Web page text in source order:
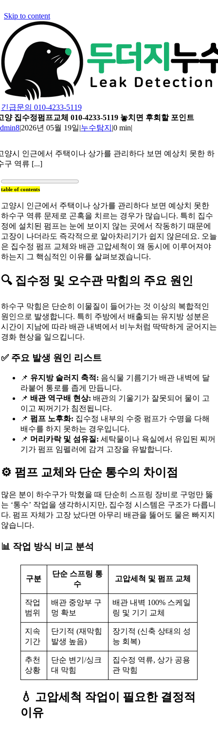
Skip to content
긴급문의 010-4233-5119
양 집수정펌프교체 010-4233-5119 놓치면 후회할 포인트
|2026년 05월 19일|누수탐지 |0 min|
양시 인근에서 주택이나 상가를 관리하다 보면 예상치 못한 하
구 역류 [...]
table of contents
고양시 인근에서 주택이나 상가를 관리하다 보면 예상치 못한
하수구 역류 문제로 곤혹을 치르는 경우가 많습니다. 특히 집수
정에 설치된 펌프는 눈에 보이지 않는 곳에서 작동하기 때문에
고장이 나더라도 즉각적으로 알아차리기가 쉽지 않은데요. 오늘
은 집수정 펌프 교체와 배관 고압세척이 왜 동시에 이루어져야
하는지 그 핵심적인 이유를 살펴보겠습니다.
🔍 집수정 및 오수관 막힘의 주요 원인
하수구 막힘은 단순히 이물질이 들어가는 것 이상의 복합적인
원인으로 발생합니다. 특히 주방에서 배출되는 유지방 성분은
시간이 지남에 따라 배관 내벽에서 비누처럼 딱딱하게 굳어지는
경화 현상을 일으킵니다.
✅ 주요 발생 원인 리스트
📌 유지방 슬러지 축적: 음식물 기름기가 배관 내벽에 달
라붙어 통로를 좁게 만듭니다.
📌 배관 역구배 현상: 배관의 기울기가 잘못되어 물이 고
이고 찌꺼기가 침전됩니다.
📌 펌프 노후화: 집수정 내부의 수중 펌프가 수명을 다해
배수를 하지 못하는 경우입니다.
📌 머리카락 및 섬유질: 세탁물이나 욕실에서 유입된 찌꺼
기가 펌프 임펠러에 감겨 고장을 유발합니다.
⚙️ 펌프 교체와 단순 통수의 차이점
많은 분이 하수구가 막혔을 때 단순히 스프링 장비로 구멍만 뚫
는 ‘통수’ 작업을 생각하시지만, 집수정 시스템은 구조가 다릅니
다. 펌프 자체가 고장 났다면 아무리 배관을 뚫어도 물은 빠지지
않습니다.
📊 작업 방식 비교 분석
구분
단순 스프링 통
수
고압세척 및 펌프 교체
작업
범위
배관 중앙부 구
멍 확보
배관 내벽 100% 스케일
링 및 기기 교체
지속
기간
단기적 (재막힘
발생 높음)
장기적 (신축 상태의 성
능 회복)
추천
상황
단순 변기/싱크
대 막힘
집수정 역류, 상가 공용
관 막힘
💧 고압세척 작업이 필요한 결정적
이유